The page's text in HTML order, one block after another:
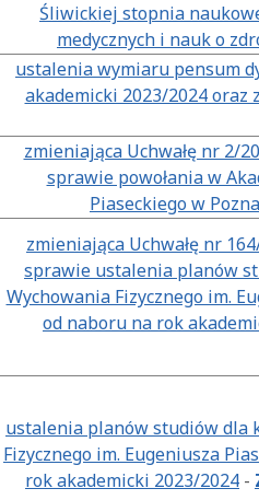
Śliwickiej stopnia
medycznych i nauk o
ustalenia wymiaru pensum
akademicki 2023/2024 oraz
zmieniająca Uchwałę nr 2/
sprawie powołania w
Piaseckiego w
zmieniająca Uchwałę nr
sprawie ustalenia planów
Wychowania Fizycznego im.
od naboru na rok
ustalenia planów studiów dla
Fizycznego im. Eugeniusza
rok akademicki 2023/2024 -